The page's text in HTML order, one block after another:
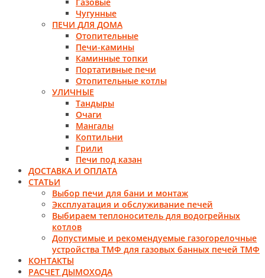
Чугунные
ПЕЧИ ДЛЯ ДОМА
Отопительные
Печи-камины
Каминные топки
Портативные печи
Отопительные котлы
УЛИЧНЫЕ
Тандыры
Очаги
Мангалы
Коптильни
Грили
Печи под казан
ДОСТАВКА И ОПЛАТА
СТАТЬИ
Выбор печи для бани и монтаж
Эксплуатация и обслуживание печей
Выбираем теплоноситель для водогрейных
котлов
Допустимые и рекомендуемые газогорелочные
устройства ТМФ для газовых банных печей ТМФ
КОНТАКТЫ
РАСЧЕТ ДЫМОХОДА